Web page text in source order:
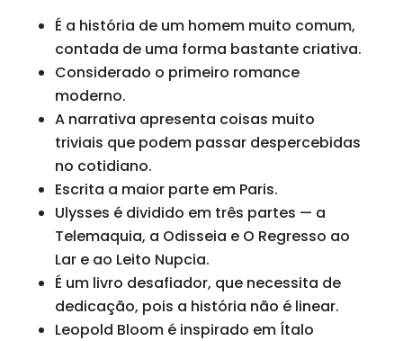
É a história de um homem muito comum,
contada de uma forma bastante criativa.
Considerado o primeiro romance
moderno.
A narrativa apresenta coisas muito
triviais que podem passar despercebidas
no cotidiano.
Escrita a maior parte em Paris.
Ulysses é dividido em três partes — a
Telemaquia, a Odisseia e O Regresso ao
Lar e ao Leito Nupcia.
É um livro desafiador, que necessita de
dedicação, pois a história não é linear.
Leopold Bloom é inspirado em Ítalo